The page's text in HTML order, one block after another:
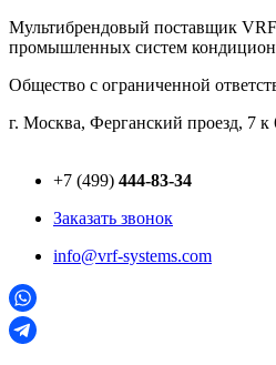
Перейти
к
Мультибрендовый поставщик
промышленных систем
Общество с ограниченной
г. Москва, Ферганский проезд, 7
+7 (499) 444-83-34
Заказать звонок
info@vrf-systems.com